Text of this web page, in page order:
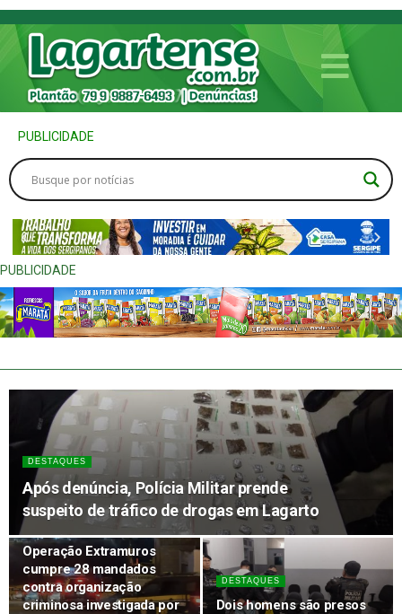
PUBLICIDADE
PUBLICIDADE
DESTAQUES
Após denúncia, Polícia Militar prende
suspeito de tráfico de drogas em Lagarto
Operação Extramuros
cumpre 28 mandados
contra organização
criminosa investigada por
DESTAQUES
Dois homens são presos